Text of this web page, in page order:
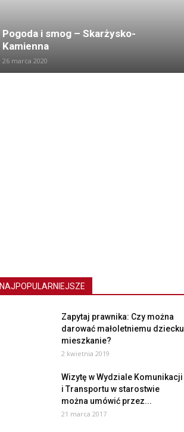
Pogoda i smog – Skarżysko-
Kamienna
26 marca 2020
NAJPOPULARNIEJSZE
Zapytaj prawnika: Czy można
darować małoletniemu dziecku
mieszkanie?
2 kwietnia 2019
Wizytę w Wydziale Komunikacji
i Transportu w starostwie
można umówić przez...
21 marca 2017